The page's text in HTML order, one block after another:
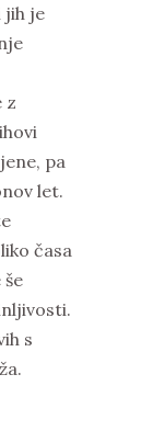
jih je
z
pa
let.
časa
še
s